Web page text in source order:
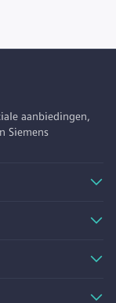
aanbiedingen,
Siemens